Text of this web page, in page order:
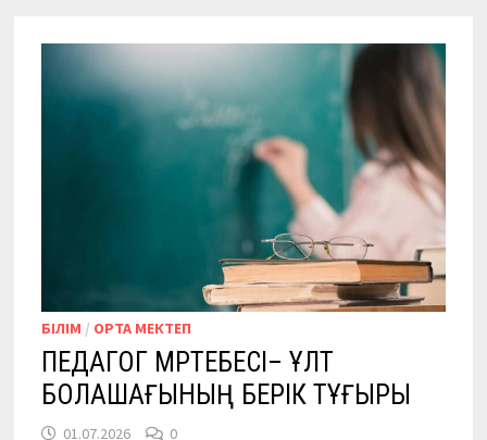
БІЛІМ / ОРТА МЕКТЕП
ПЕДАГОГ МӘРТЕБЕСІ– ҰЛТ
БОЛАШАҒЫНЫҢ БЕРІК ТҰҒЫРЫ
01.07.2026 0